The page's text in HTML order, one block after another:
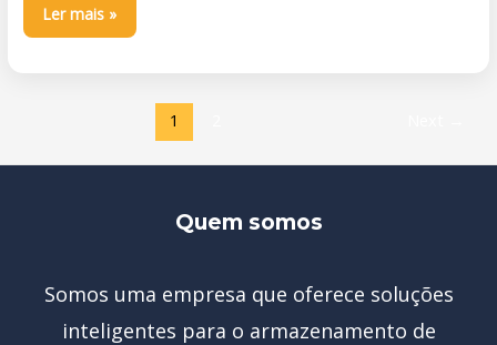
Ler mais »
1
Quem somos
Somos uma empresa que oferece soluções
inteligentes para o armazenamento de